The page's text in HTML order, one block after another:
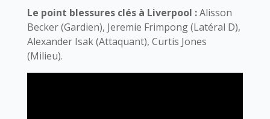
Le point blessures clés à Liverpool :Alisson
Becker (Gardien), Jeremie Frimpong (Latéral D),
Alexander Isak (Attaquant), Curtis Jones
(Milieu).